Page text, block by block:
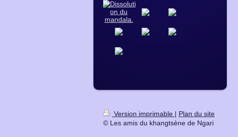
Version imprimable | Plan du site
© Les amis du khangtsène de Ngari